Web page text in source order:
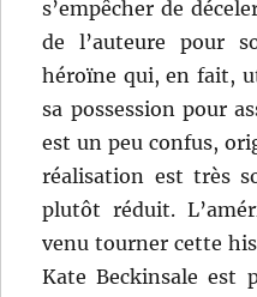
s’empêcher de
de l’auteure pour
héroïne qui, en fait,
sa possession pour
est un peu confus,
réalisation est très
plutôt réduit.
venu tourner cette
Kate Beckinsale est